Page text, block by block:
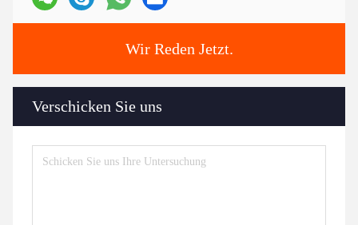
Wir Reden Jetzt.
Verschicken Sie uns